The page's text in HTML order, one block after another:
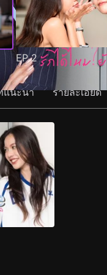
EP2
แนะนำ รายละเอียด